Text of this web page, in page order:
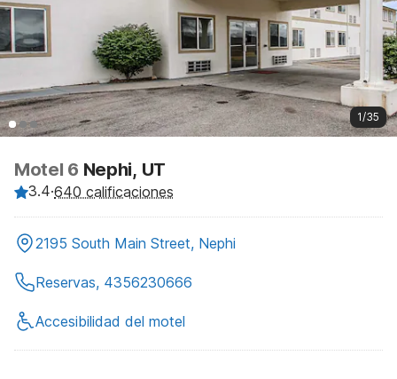
1/35
Motel 6 Nephi, UT
3.4·640 calificaciones
2195 South Main Street, Nephi
Reservas, 4356230666
Accesibilidad del motel